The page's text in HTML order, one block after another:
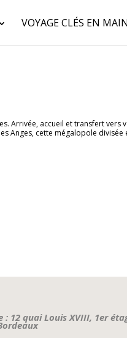
VOYAGE CLÉS EN
Arrivée, accueil et transfert vers
Anges, cette mégalopole divisée
: 12 quai Louis XVIII, 1er